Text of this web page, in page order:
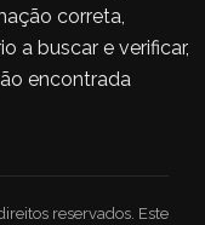
correta,
a buscar e verificar,
encontrada
reservados. Este